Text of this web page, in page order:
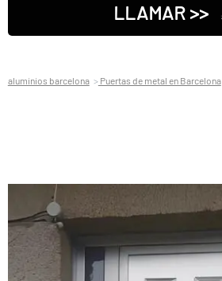
LLAMAR >>
aluminios barcelona Puertas de metal en Barcelona